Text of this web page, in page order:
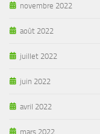
novembre 2022
août 2022
juillet 2022
juin 2022
avril 2022
mars 2022